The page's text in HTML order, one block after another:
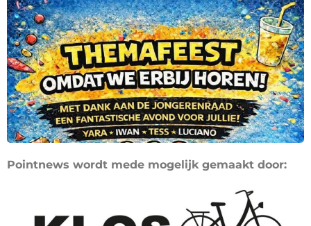
Pointnews wordt mede mogelijk gemaakt door: